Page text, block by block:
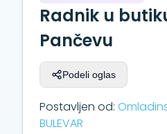
Radnik u
Pančevu
Podeli oglas
Postavljen od:
BULEVAR